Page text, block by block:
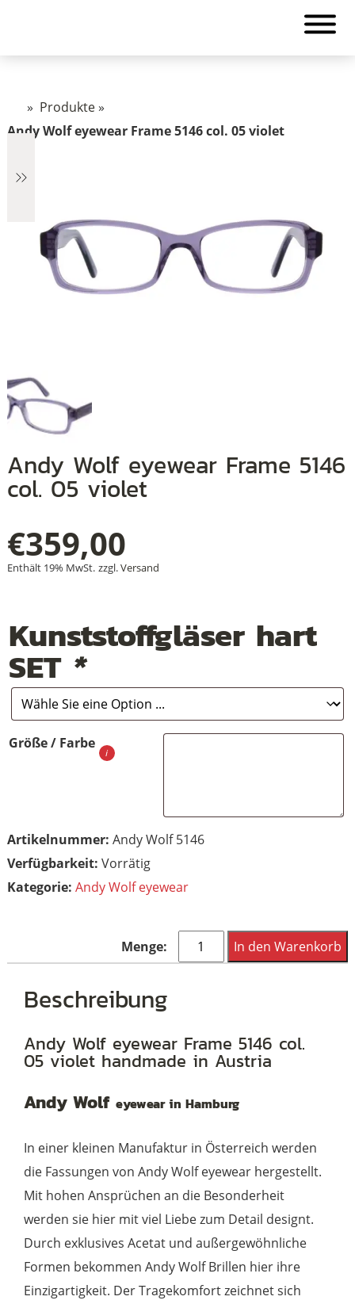
» Produkte»
Andy Wolf eyewear Frame 5146 col. 05 violet
Andy Wolf eyewear Frame 5146
col. 05 violet
€359,00
Enthält 19% MwSt. zzgl.Versand
Kunststoffgläser hart
SET *
Größe / Farbe
Artikelnummer: Andy Wolf 5146
Vorrätig
Kategorie: Andy Wolf eyewear
Andy
Wolf
5146
col.
violet
In den Warenkorb
Beschreibung
Andy Wolf eyewear Frame 5146 col.
05 violet handmade in Austria
Andy Wolf eyewear in Hamburg
In einer kleinen Manufaktur in Österreich werden
die Fassungen von Andy Wolf eyewear hergestellt.
Mit hohen Ansprüchen an die Besonderheit
werden sie hier mit viel Liebe zum Detail designt.
Durch exklusives Acetat und außergewöhnliche
Formen bekommen Andy Wolf Brillen hier ihre
Einzigartigkeit. Der Tragekomfort zeichnet sich
+
+
+